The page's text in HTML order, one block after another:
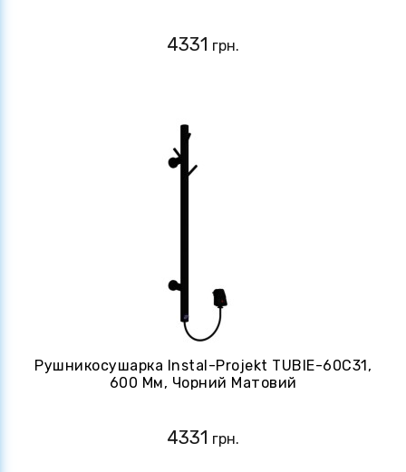
4331 грн.
Рушникосушарка Instal-Projekt TUBIE-60C31,
600 Мм, Чорний Матовий
4331 грн.